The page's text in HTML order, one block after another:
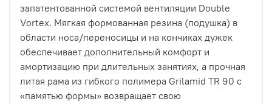
запатентованной системой вентиляции Double
Vortex. Мягкая формованная резина (подушка) в
области носа/переносицы и на кончиках дужек
обеспечивает дополнительный комфорт и
амортизацию при длительных занятиях, а прочная
литая рама из гибкого полимера Grilamid TR 90 с
«памятью формы» возвращает свою